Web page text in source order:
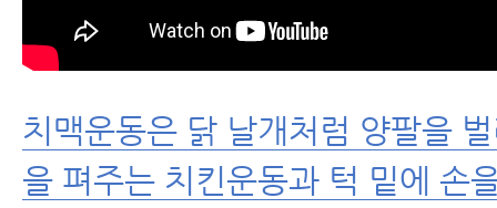
치맥운동은 닭 날개처럼 양팔을
을 펴주는 치킨운동과 턱 밑에 손